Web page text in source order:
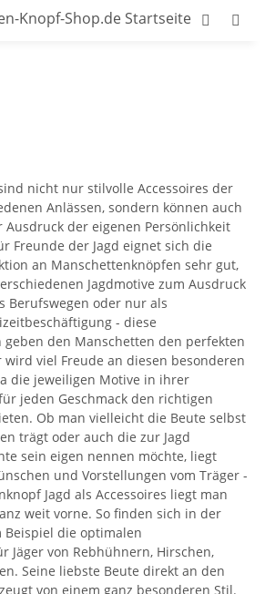
nicht nur stilvolle Accessoires der
Anlässen, sondern können auch
der eigenen Persönlichkeit
Freunde der Jagd eignet sich die
an Manschettenknöpfen sehr gut,
Jagdmotive zum Ausdruck
Berufswegen oder nur als
- diese
den Manschetten den perfekten
wird viel Freude an diesen besonderen
die jeweiligen Motive in ihrer
jeden Geschmack den richtigen
Ob man vielleicht die Beute selbst
trägt oder auch die zur Jagd
sein eigen nennen möchte, liegt
und Vorstellungen vom Träger -
Jagd als Accessoires liegt man
weit vorne. So finden sich in der
die optimalen
Jäger von Rebhühnern, Hirschen,
Seine liebste Beute direkt an den
von einem ganz besonderen Stil.